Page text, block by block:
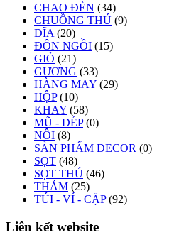
CHAO ĐÈN (34)
CHUỒNG THÚ (9)
ĐĨA (20)
ĐÔN NGỒI (15)
GIỎ (21)
GƯƠNG (33)
HÀNG MAY (29)
HỘP (10)
KHAY (58)
MŨ - DÉP (0)
NÔI (8)
SẢN PHẨM DECOR (0)
SỌT (48)
SỌT THÚ (46)
THẢM (25)
TÚI - VÍ - CẶP (92)
Liên kết website